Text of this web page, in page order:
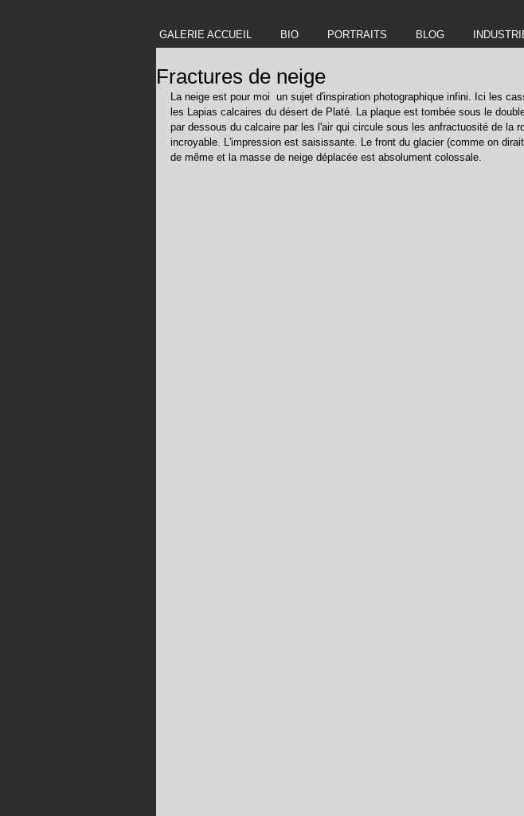
GALERIE ACCUEIL BIO PORTRAITS BLOG
Fractures de neige
La neige est pour moi  un sujet d'inspiration photographique infini. Ici les
les Lapias calcaires du désert de Platé. La plaque est tombée sous le
par dessous du calcaire par les l'air qui circule sous les anfractuosité de la
incroyable. L'impression est saisissante. Le front du glacier (comme on
de même et la masse de neige déplacée est absolument colossale.